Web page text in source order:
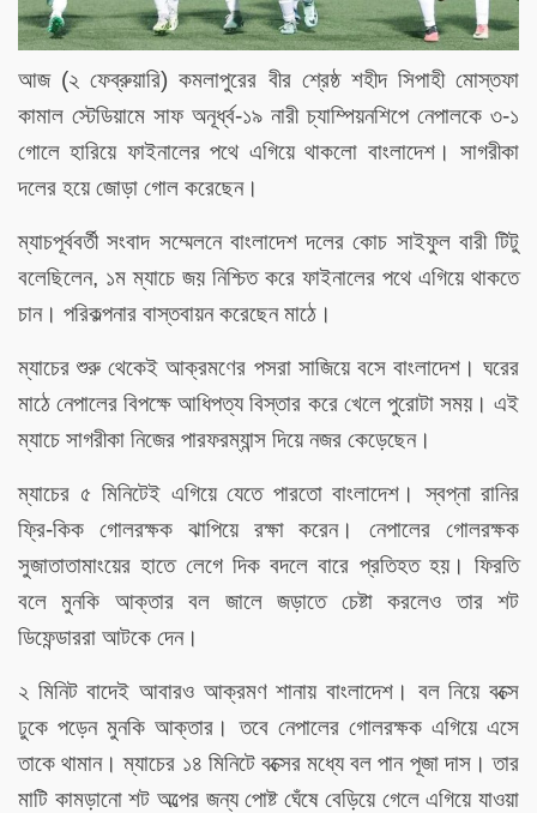
আজ (২ ফেব্রুয়ারি) কমলাপুরের বীর শ্রেষ্ঠ শহীদ সিপাহী মোস্তফা
কামাল স্টেডিয়ামে সাফ অনূর্ধ্ব-১৯ নারী চ্যাম্পিয়নশিপে নেপালকে ৩-১
গোলে হারিয়ে ফাইনালের পথে এগিয়ে থাকলো বাংলাদেশ। সাগরীকা
দলের হয়ে জোড়া গোল করেছেন।
ম্যাচপূর্ববর্তী সংবাদ সম্মেলনে বাংলাদেশ দলের কোচ সাইফুল বারী টিটু
বলেছিলেন, ১ম ম্যাচে জয় নিশ্চিত করে ফাইনালের পথে এগিয়ে থাকতে
চান। পরিকল্পনার বাস্তবায়ন করেছেন মাঠে।
ম্যাচের শুরু থেকেই আক্রমণের পসরা সাজিয়ে বসে বাংলাদেশ। ঘরের
মাঠে নেপালের বিপক্ষে আধিপত্য বিস্তার করে খেলে পুরোটা সময়। এই
ম্যাচে সাগরীকা নিজের পারফরম্যান্স দিয়ে নজর কেড়েছেন।
ম্যাচের ৫ মিনিটেই এগিয়ে যেতে পারতো বাংলাদেশ। স্বপ্না রানির
ফ্রি-কিক গোলরক্ষক ঝাপিয়ে রক্ষা করেন। নেপালের গোলরক্ষক
সুজাতাতামাংয়ের হাতে লেগে দিক বদলে বারে প্রতিহত হয়। ফিরতি
বলে মুনকি আক্তার বল জালে জড়াতে চেষ্টা করলেও তার শট
ডিফেন্ডাররা আটকে দেন।
২ মিনিট বাদেই আবারও আক্রমণ শানায় বাংলাদেশ। বল নিয়ে বক্সে
ঢুকে পড়েন মুনকি আক্তার। তবে নেপালের গোলরক্ষক এগিয়ে এসে
তাকে থামান। ম্যাচের ১৪ মিনিটে বক্সের মধ্যে বল পান পূজা দাস। তার
মাটি কামড়ানো শট অল্পের জন্য পোষ্ট ঘেঁষে বেড়িয়ে গেলে এগিয়ে যাওয়া